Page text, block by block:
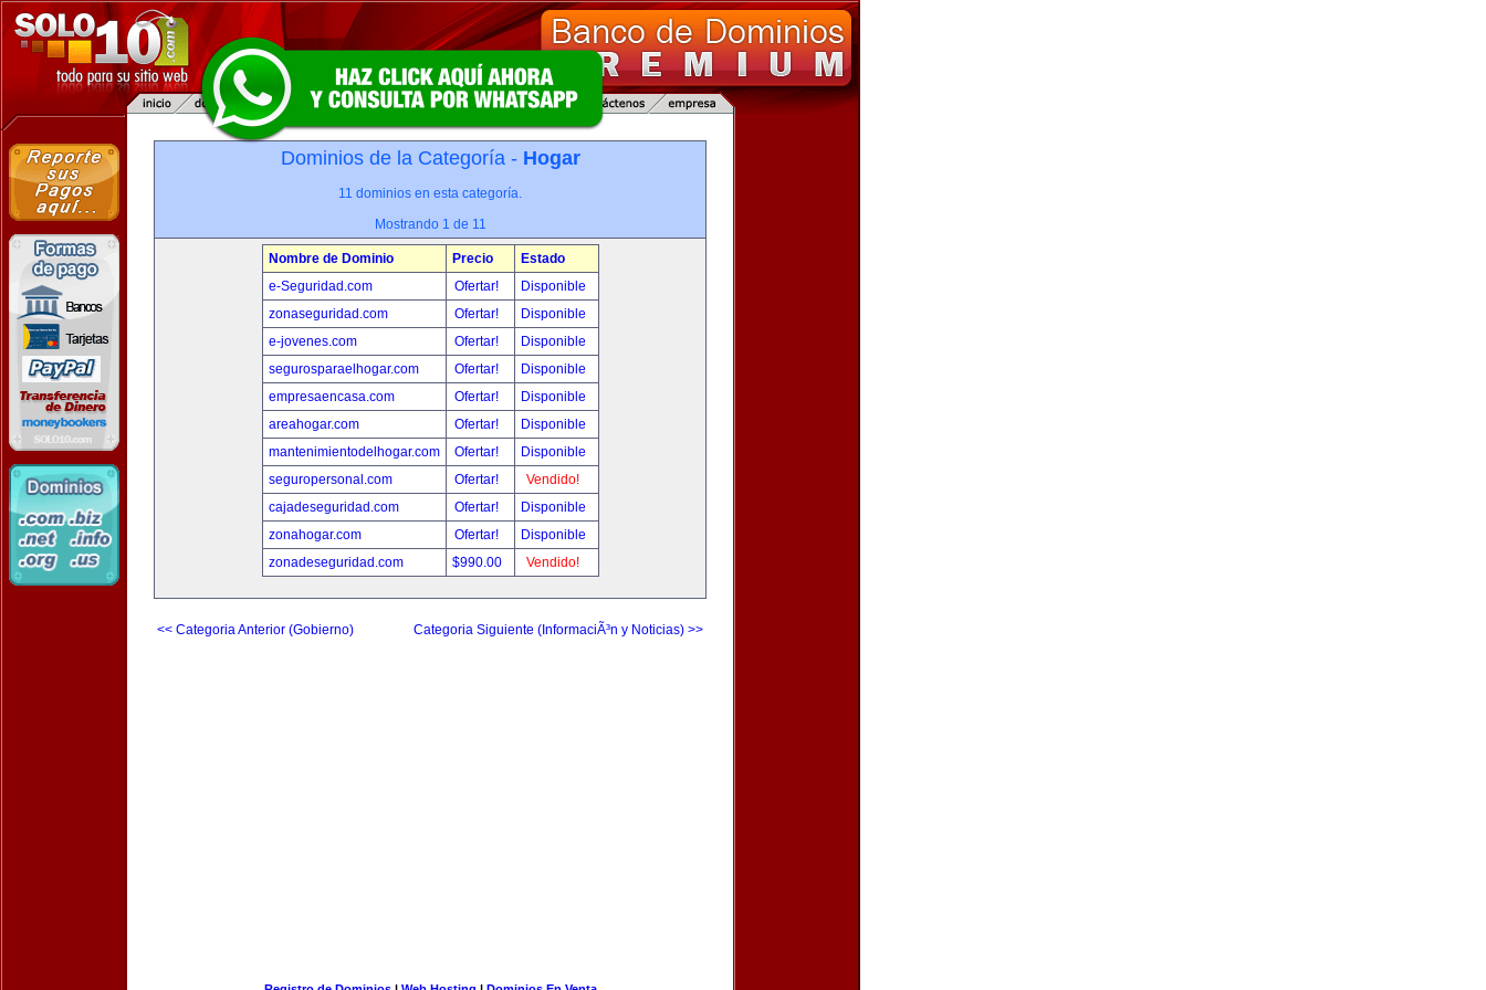
Dominios de la Categoría - Hogar
11 dominios en esta categoría.
Mostrando 1 de 11
Nombre de Dominio Precio
Estado
e-Seguridad.com
Ofertar!
Disponible
zonaseguridad.com
Ofertar!
Disponible
e-jovenes.com
Ofertar!
Disponible
segurosparaelhogar.com
Ofertar!
Disponible
empresaencasa.com
Ofertar!
Disponible
areahogar.com
Ofertar!
Disponible
mantenimientodelhogar.com
Ofertar!
Disponible
seguropersonal.com
Ofertar!
Vendido!
cajadeseguridad.com
Ofertar!
Disponible
zonahogar.com
Ofertar!
Disponible
zonadeseguridad.com
$990.00 Vendido!
<< Categoria Anterior (Gobierno) Categoria Siguiente (InformaciÃ³n y Noticias) >>